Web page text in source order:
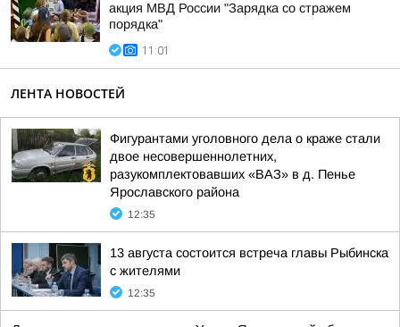
акция МВД России "Зарядка со стражем
порядка"
11:01
ЛЕНТА НОВОСТЕЙ
Фигурантами уголовного дела о краже стали
двое несовершеннолетних,
разукомплектовавших «ВАЗ» в д. Пенье
Ярославского района
12:35
13 августа состоится встреча главы Рыбинска
с жителями
12:35